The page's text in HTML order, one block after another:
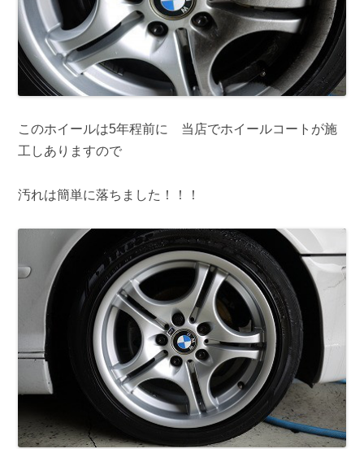
このホイールは5年程前に 当店でホイールコートが施
工しありますので
汚れは簡単に落ちました！！！